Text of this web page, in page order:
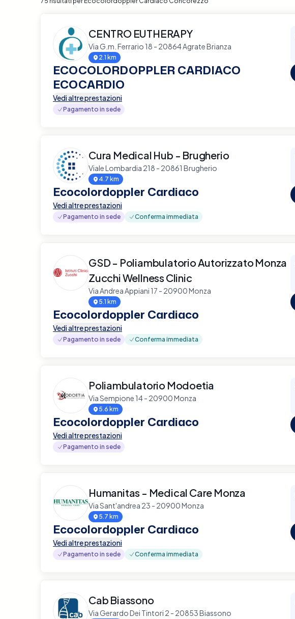
CENTRO EUTHERAPY
Via G.m. Ferrario 18 - 20864 Agrate Brianza
2.1 km
ECOCOLORDOPPLER CARDIACO
ECOCARDIO
Vedi altre prestazioni
Pagamento in sede
Cura Medical Hub - Brugherio
Viale Lombardia 218 - 20861 Brugherio
4.7 km
Ecocolordoppler Cardiaco
Vedi altre prestazioni
Pagamento in sede Conferma immediata
GSD - Poliambulatorio Autorizzato Monza
Zucchi Wellness Clinic
Via Andrea Appiani 17 - 20900 Monza
5.1 km
Ecocolordoppler Cardiaco
Vedi altre prestazioni
Pagamento in sede Conferma immediata
Poliambulatorio Modoetia
Via Sempione 14 - 20900 Monza
5.6 km
Ecocolordoppler Cardiaco
Vedi altre prestazioni
Pagamento in sede
Humanitas - Medical Care Monza
Via Sant'andrea 23 - 20900 Monza
5.7 km
Ecocolordoppler Cardiaco
Vedi altre prestazioni
Pagamento in sede Conferma immediata
Cab Biassono
Via Gerardo Dei Tintori 2 - 20853 Biassono